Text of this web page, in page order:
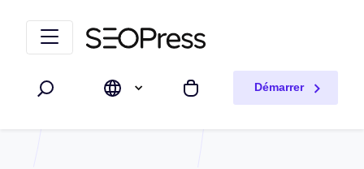
Rechercher Mon panier
Démarrer